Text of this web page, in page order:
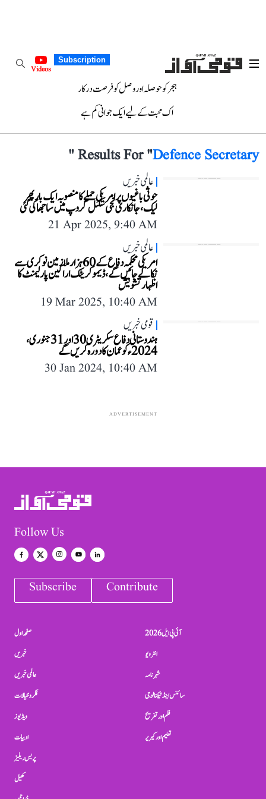
Subscription
Videos
ہجر کو حوصلہ اور وصل کو فرصت درکار
اک محبت کے لیے ایک جوانی کم ہے
Results For "Defence Secretary
"
عالمی خبریں
حوثی باغیوں پر امریکی حملے کا منصوبہ ایک بار پھر
لیک، جانکاری نجی سگنل گروپ میں ساجھا کی گئی
21 Apr 2025, 9:40 AM
عالمی خبریں
امریکی محکمہ دفاع کے 60 ہزار ملازمین نوکری سے
نکالے جائیں گے، ڈیموکریٹک اراکین پارلیمنٹ کا
اظہار تشویش
19 Mar 2025, 10:40 AM
قومی خبریں
ہندوستانی دفاع سکریٹری 30 اور 31 جنوری،
2024 ء کو عمان کا دورہ کریں گے
30 Jan 2024, 10:40 AM
ADVERTISEMENT
Follow Us
Subscribe Contribute
صفحہ اول
خبریں
عالمی خبریں
فکر و خیالات
ویڈیوز
ادبیات
پریس ریلیز
کھیل
آئی پی ایل 2026
انٹرویو
شہرنامہ
سائنس اینڈ ٹیکنالوجی
فلم اور تفریح
تعلیم اور کیریر